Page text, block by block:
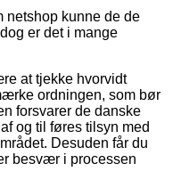
netshop kunne de de
er det i mange
at tjekke hvorvidt
ordningen, som bør
forsvarer de danske
og til føres tilsyn med
Desuden får du
besvær i processen